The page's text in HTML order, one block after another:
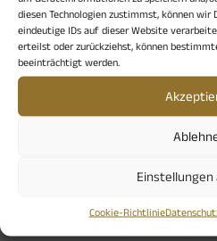
diesen Technologien zustimmst, können
eindeutige IDs auf dieser Website
erteilst oder zurückziehst, können
beeinträchtigt werden.
Einstellungen
Cookie-Richtlinie
und qualifizierte
Nur mit Anmeldung direkt
b.massion@mnet-online.de